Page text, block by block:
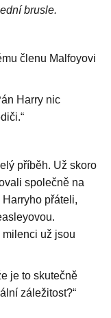
brusle.
členu Malfoyovi
Harry nic
příběh. Už skoro
společně na
Harryho přáteli,
už jsou
je to skutečně
záležitost?“